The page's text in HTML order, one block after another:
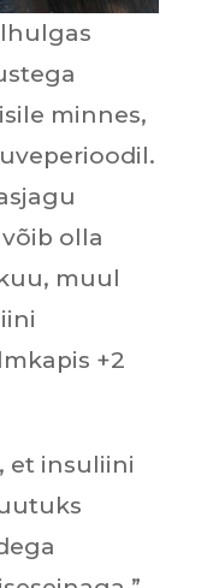
minnes,
olla
muul
+2
et insuliini